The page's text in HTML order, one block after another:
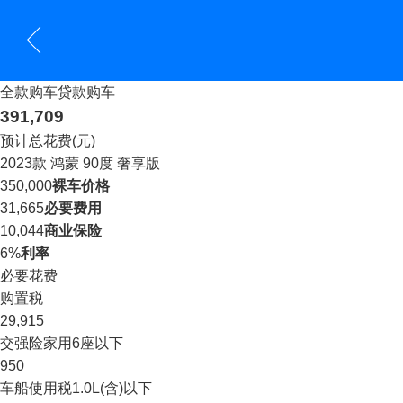
全款购车贷款购车
391,709
预计总花费(元)
2023款 鸿蒙 90度 奢享版
350,000裸车价格
31,665必要费用
10,044商业保险
6%利率
必要花费
购置税
29,915
交强险家用6座以下
950
车船使用税1.0L(含)以下